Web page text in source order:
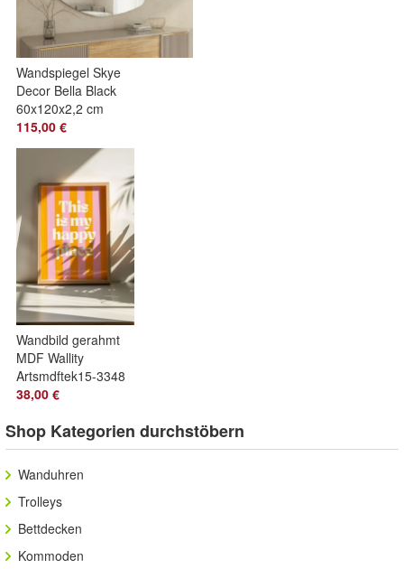
Wandspiegel Skye
Decor Bella Black
60x120x2,2 cm
115,00 €
Wandbild gerahmt
MDF Wallity
Artsmdftek15-3348
Multicolor
38,00 €
Shop Kategorien durchstöbern
Wanduhren
Trolleys
Bettdecken
Kommoden